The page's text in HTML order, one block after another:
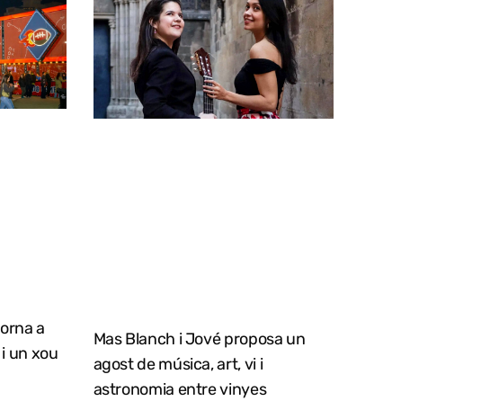
a
un xou
Mas Blanch i Jové proposa un
agost de música, art, vi i
astronomia entre vinyes